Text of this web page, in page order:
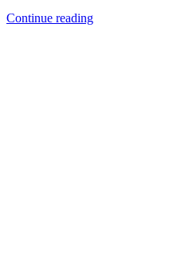
Continue reading